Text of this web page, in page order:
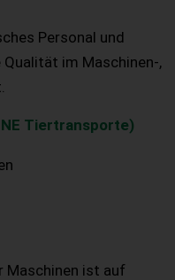
Personal und
im Maschinen-,
Tiertransporte)
Maschinen ist auf